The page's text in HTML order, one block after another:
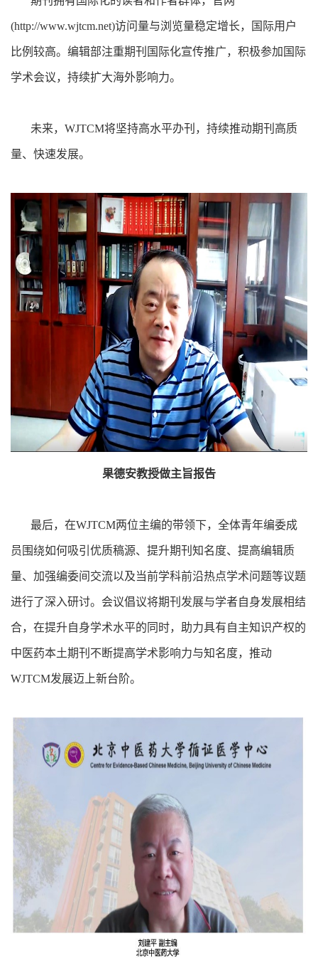
(http://www.wjtcm.net)访问量与浏览量稳定增长，国际用户
比例较高。编辑部注重期刊国际化宣传推广，积极参加国际
学术会议，持续扩大海外影响力。
未来，WJTCM将坚持高水平办刊，持续推动期刊高质
量、快速发展。
果德安教授做主旨报告
最后，在WJTCM两位主编的带领下，全体青年编委成
员围绕如何吸引优质稿源、提升期刊知名度、提高编辑质
量、加强编委间交流以及当前学科前沿热点学术问题等议题
进行了深入研讨。会议倡议将期刊发展与学者自身发展相结
合，在提升自身学术水平的同时，助力具有自主知识产权的
中医药本土期刊不断提高学术影响力与知名度，推动
WJTCM发展迈上新台阶。